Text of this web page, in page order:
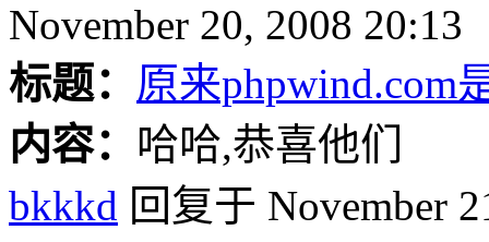
November 20, 2008 20:13
标题： 原来phpwind.com
内容： 哈哈,恭喜他们
bkkkd 回复于 November